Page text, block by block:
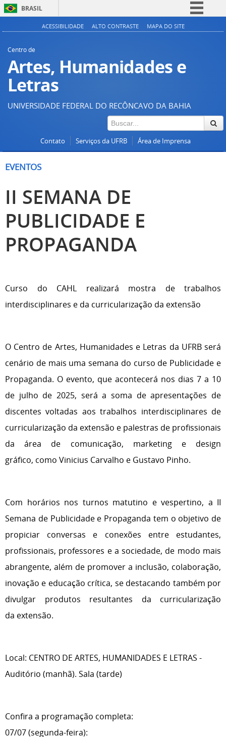
BRASIL
Simplifique!
Acesso à informação
Canais
ACESSIBILIDADE ALTO CONTRASTE MAPA DO SITE
Centro de
Artes, Humanidades e
Letras
UNIVERSIDADE FEDERAL DO RECÔNCAVO DA BAHIA
Contato Serviços da UFRB Área de Imprensa
EVENTOS
II SEMANA DE
PUBLICIDADE E
PROPAGANDA
Curso do CAHL realizará mostra de trabalhos
interdisciplinares e da curricularização da extensão
O Centro de Artes, Humanidades e Letras da UFRB será
cenário de mais uma semana do curso de Publicidade e
Propaganda. O evento, que acontecerá nos dias 7 a 10
de julho de 2025, será a soma de apresentações de
discentes voltadas aos trabalhos interdisciplinares de
curricularização da extensão e palestras de profissionais
da área de comunicação, marketing e design
gráfico, como Vinicius Carvalho e Gustavo Pinho.
Com horários nos turnos matutino e vespertino, a II
Semana de Publicidade e Propaganda tem o objetivo de
propiciar conversas e conexões entre estudantes,
profissionais, professores e a sociedade, de modo mais
abrangente, além de promover a inclusão, colaboração,
inovação e educação crítica, se destacando também por
divulgar produtos resultantes da curricularização
da extensão.
Local: CENTRO DE ARTES, HUMANIDADES E LETRAS -
Auditório (manhã). Sala (tarde)
Confira a programação completa:
07/07 (segunda-feira):